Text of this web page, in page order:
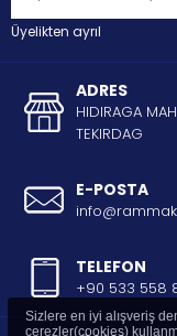
Üyelikten ayrıl
ADRES
HIDIRAGA
TEKIRDAG
E-POSTA
TELEFON
+90 533 558
Sizlere en iyi alışveriş
çerezler(cookies)